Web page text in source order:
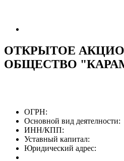
ОТКРЫТОЕ
ОБЩЕСТВО
ОГРН:
Основной вид деятелности:
ИНН/КПП:
Уставный капитал:
Юридический адрес: